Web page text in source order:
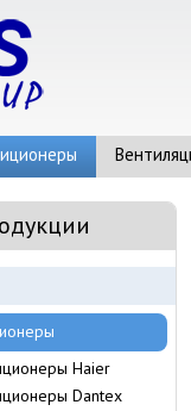
Haier
Dantex